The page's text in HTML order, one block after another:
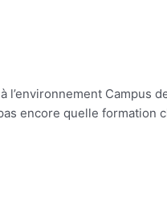
Campus
encore quelle formation